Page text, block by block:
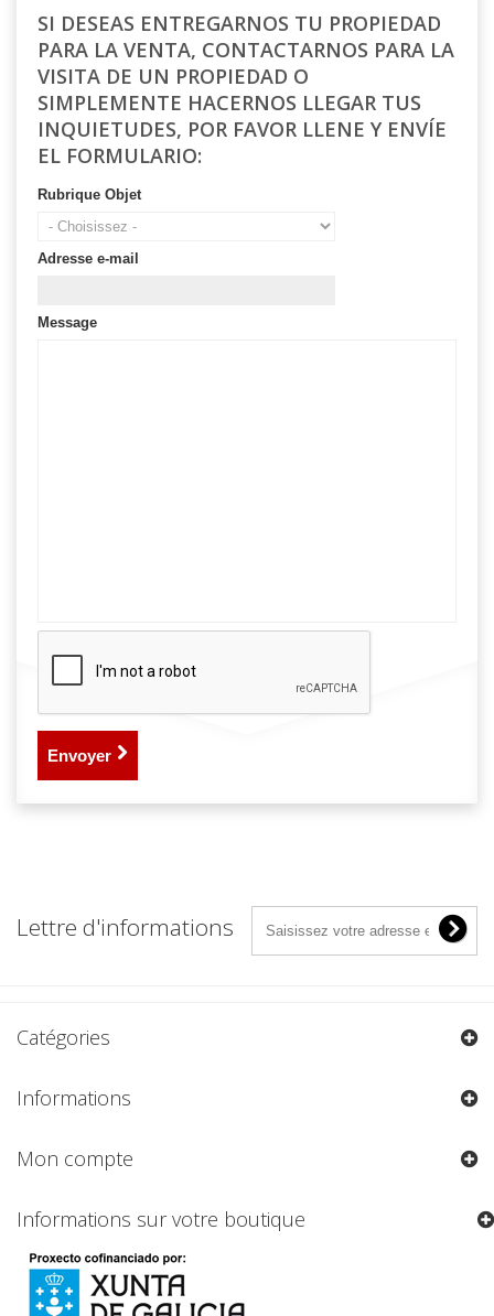
SI DESEAS ENTREGARNOS TU PROPIEDAD
PARA LA VENTA, CONTACTARNOS PARA LA
VISITA DE UN PROPIEDAD O
SIMPLEMENTE HACERNOS LLEGAR TUS
INQUIETUDES, POR FAVOR LLENE Y ENVÍE
EL FORMULARIO:
Rubrique Objet
Adresse e-mail
Message
Envoyer
Lettre d'informations
Catégories
Informations
Mon compte
Informations sur votre boutique